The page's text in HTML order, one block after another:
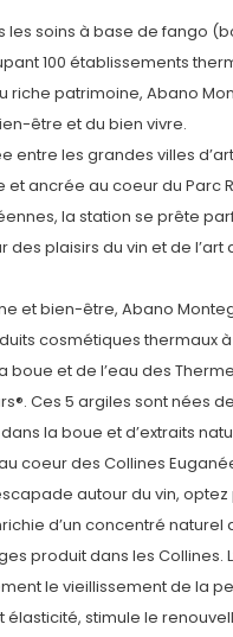
les soins à base de fango
100 établissements
riche patrimoine, Abano
être et du bien vivre.
entre les grandes villes
et ancrée au coeur du Parc
la station se prête
plaisirs du vin et de l’art
et bien-être, Abano
cosmétiques thermaux
boue et de l’eau des
Ces 5 argiles sont nées
la boue et d’extraits
coeur des Collines
autour du vin, optez
d’un concentré naturel
produit dans les Collines.
le vieillissement de la
élasticité, stimule le